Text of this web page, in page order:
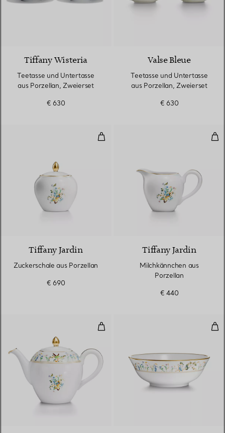
Tiffany Wisteria
Teetasse und Untertasse
aus Porzellan, Zweierset
€ 630
Valse Bleue
Teetasse und Untertasse
aus Porzellan, Zweierset
€ 630
Zuckerschale aus Porzellan
Tiffany Jardin
Zuckerschale aus Porzellan
€ 690
Tiffany Jardin
Milchkännchen aus
Porzellan
€ 440
Teekanne aus Porzellan